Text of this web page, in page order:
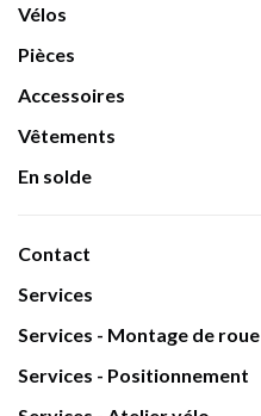
Vélos
Pièces
Accessoires
Vêtements
En solde
Contact
Services
Services - Montage de roue
Services - Positionnement